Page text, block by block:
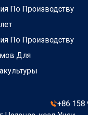
По Производству
По Производству
Для
+86 158